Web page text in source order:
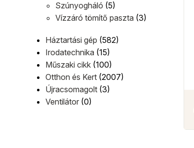
Szúnyogháló (5)
Vízzáró tömítő paszta (3)
Háztartási gép (582)
Irodatechnika (15)
Műszaki cikk (100)
Otthon és Kert (2007)
Újracsomagolt (3)
Ventilátor (0)